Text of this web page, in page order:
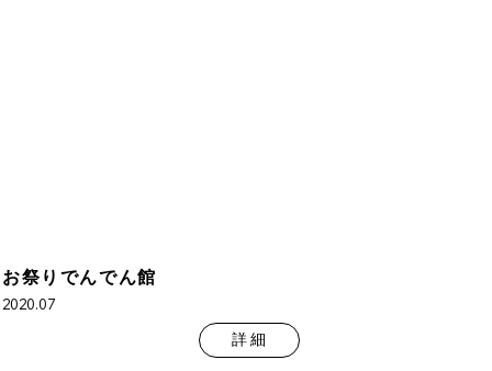
お祭りでんでん館
2020.07
詳 細